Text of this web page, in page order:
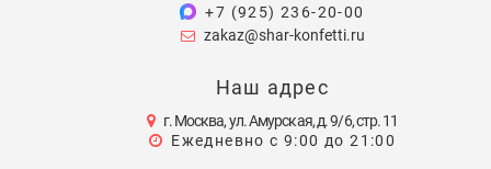
+7 (925) 236-20-00
zakaz@shar-konfetti.ru
Наш адрес
г. Москва, ул. Амурская, д. 9/6, стр. 11
Ежедневно с 9:00 до 21:00